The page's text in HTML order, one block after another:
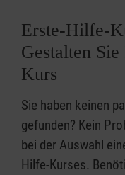
Erste-Hilfe-
Gestalten
Kurs
Sie haben keinen
gefunden? Kein
bei der Auswahl
Hilfe-Kurses.